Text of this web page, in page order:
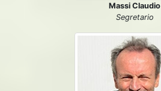
Massi Claudio
Segretario